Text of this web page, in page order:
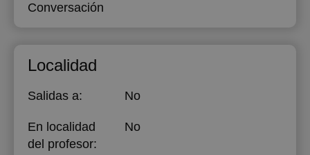
Conversación
Localidad
Salidas a: No
En localidad
del profesor:
No